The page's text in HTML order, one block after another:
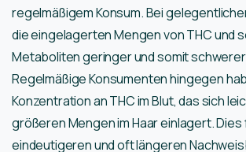
regelmäßigem Konsum. Bei
die eingelagerten Mengen von THC und
Metaboliten geringer und somit
Regelmäßige Konsumenten hingegen
Konzentration an THC im Blut, das sich
größeren Mengen im Haar einlagert.
eindeutigeren und oft längeren